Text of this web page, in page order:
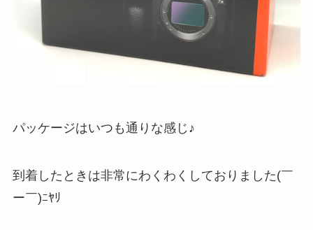
パッケージはいつも通りな感じ♪
到着したときは非常にわくわくしておりました(￣
ー￣)ﾆﾔﾘ